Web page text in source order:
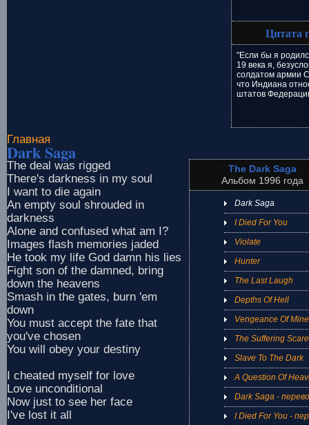
Цитата
"Если бы я
19 века я,
солдатом армии
что Индиана
штатов
Главная
Dark Saga
The Dark Saga
Альбом 1996 года
Dark Saga
I Died For You
Violate
Hunter
The Last Laugh
Depths Of Hell
Vengeance Of Mine
The Suffering
Slave To The Dark
A Question Of
Dark Saga -
I Died For You -
The deal was rigged
There's darkness in my soul
I want to die again
An empty soul shrouded in
darkness
Alone and confused what am I?
Images flash memories jaded
He took my life God damn his lies
Fight son of the damned, bring
down the heavens
Smash in the gates, burn 'em
down
You must accept the fate that
you've chosen
You will obey your destiny
I cheated myself for love
Love unconditional
Now just to see her face
I've lost it all